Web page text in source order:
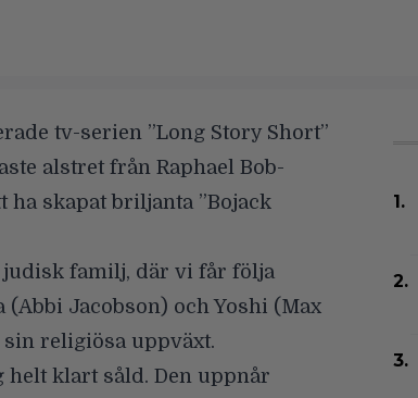
tv-serien ”Long Story Short”
alstret från Raphael Bob-
ha skapat briljanta ”Bojack
familj, där vi får följa
(Abbi Jacobson) och Yoshi ( Max
religiösa uppväxt.
helt klart såld. Den uppnår